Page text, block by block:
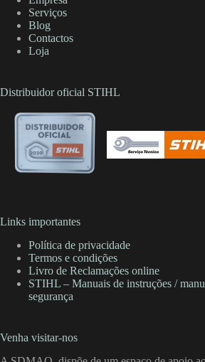
Serviços
Blog
Contactos
Loja
Distribuidor oficial STIHL
Links importantes
Política de privacidade
Termos e condições
Livro de Reclamações online
STIHL – Manuais de instruções /
segurança
Venha visitar-nos